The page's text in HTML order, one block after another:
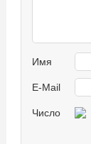
Имя
E-Mail
Число